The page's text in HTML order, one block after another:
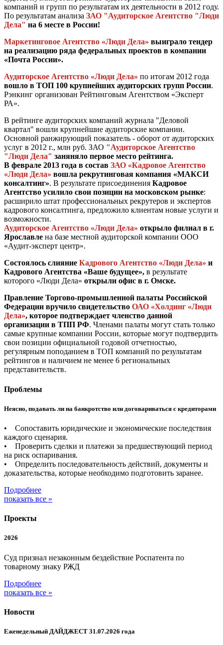
компаний и групп по результатам их деятельности в 2012 году.
По результатам анализа ЗАО "Аудиторское Агентство "Люди
Дела" на 6 месте в России!
Маркетинговое Агентство «Люди Дела» выиграло тендер
на реализацию ряда федеральных проектов в компании
«Почта России».
Аудиторское Агентство «Люди Дела» по итогам 2012 года
вошло в ТОП 100 крупнейших аудиторских групп России.
Рэнкинг организован Рейтинговым Агентством «Эксперт
РА».
В рейтинге аудиторских компаний журнала "Деловой
квартал" вошли крупнейшие аудиторские компании.
Основной ранжирующий показатель - оборот от аудиторских
услуг в 2012 г., млн руб. ЗАО "Аудиторское Агентство
"Люди Дела" заняняло первое место рейтинга.
В феврале 2013 года в состав ЗАО «Кадровое Агентство
«Люди Дела» вошла рекрутинговая компания «МАКСИ
консалтинг». В результате присоединения Кадровое
Агентство усилило свои позиции на московском рынке:
расширило штат профессиональных рекрутеров и экспертов
кадрового консалтинга, предложило клиентам новые услуги и
возможности.
Аудиторское Агентство «Люди Дела» открыло филиал в г.
Ярославле на базе местной аудиторской компании ООО
«Аудит-эксперт центр».
Состоялось слияние Кадрового Агентство «Люди Дела» и
Кадрового Агентства «Ваше будущее», в результате
которого «Люди Дела» открыли офис в г. Омске.
Правление Торгово-промышленной палаты Российской
Федерации вручило свидетельство ОАО «Холдинг «Люди
Дела», которое подтверждает членство данной
организации в ТПП РФ. Членами палаты могут стать только
самые крупные компании России, которые могут подтвердить
свои позиции официальной годовой отчетностью,
регулярным поподанием в ТОП компаний по результатам
рейтингов и наличием не менее 6 региональных
представительств.
Проблемы
Неясно, подавать ли на банкротство или договариваться с кредиторами
• Сопоставить юридические и экономические последствия
каждого сценария.
• Проверить сделки и платежи за предшествующий период
на риск оспаривания.
• Определить последовательность действий, документы и
доказательства, которые необходимо подготовить заранее.
Подробнее
показать все »
Проекты
2026
Суд признал незаконным бездействие Роспатента по
товарному знаку РЖД
Подробнее
показать все »
Новости
Еженедельный ДАЙДЖЕСТ 31.07.2026 года